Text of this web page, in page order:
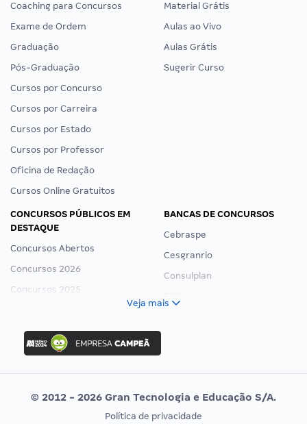
Coaching para Concursos
Exame de Ordem
Graduação
Pós-Graduação
Cursos por Concurso
Cursos por Carreira
Cursos por Estado
Cursos por Professor
Oficina de Redação
Cursos Online Gratuitos
Material Grátis
Aulas ao Vivo
Aulas Grátis
Sugerir Curso
CONCURSOS PÚBLICOS EM
DESTAQUE
Concursos Abertos
Concursos 2026
Concursos 2025
Concurso Ibama
Concurso MPU
Editais publicados
BANCAS DE CONCURSOS
Cebraspe
Cesgranrio
Consulplan
Vunesp
Veja mais
© 2012 - 2026 Gran Tecnologia e Educação S/A.
Política de privacidade